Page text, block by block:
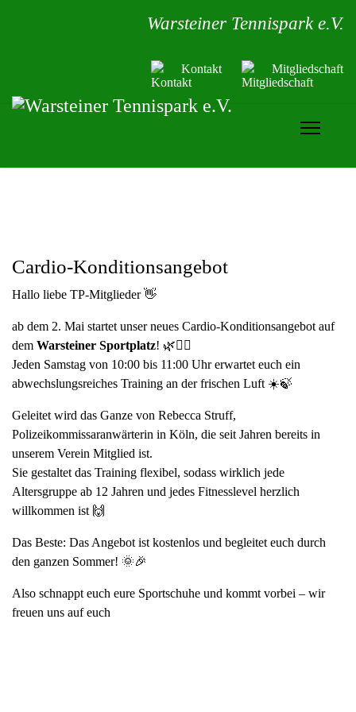
Warsteiner Tennispark e.V.
Kontakt Mitgliedschaft
Cardio-Konditionsangebot
Hallo liebe TP-Mitglieder 👋
ab dem 2. Mai startet unser neues Cardio-Konditionsangebot auf
dem Warsteiner Sportplatz! 🌿🏃‍♀️
Jeden Samstag von 10:00 bis 11:00 Uhr erwartet euch ein
abwechslungsreiches Training an der frischen Luft ☀️🍃
Geleitet wird das Ganze von Rebecca Struff,
Polizeikommissaranwärterin in Köln, die seit Jahren bereits in
unserem Verein Mitglied ist.
Sie gestaltet das Training flexibel, sodass wirklich jede
Altersgruppe ab 12 Jahren und jedes Fitnesslevel herzlich
willkommen ist 🙌
Das Beste: Das Angebot ist kostenlos und begleitet euch durch
den ganzen Sommer! 🌞🎉
Also schnappt euch eure Sportschuhe und kommt vorbei – wir
freuen uns auf euch